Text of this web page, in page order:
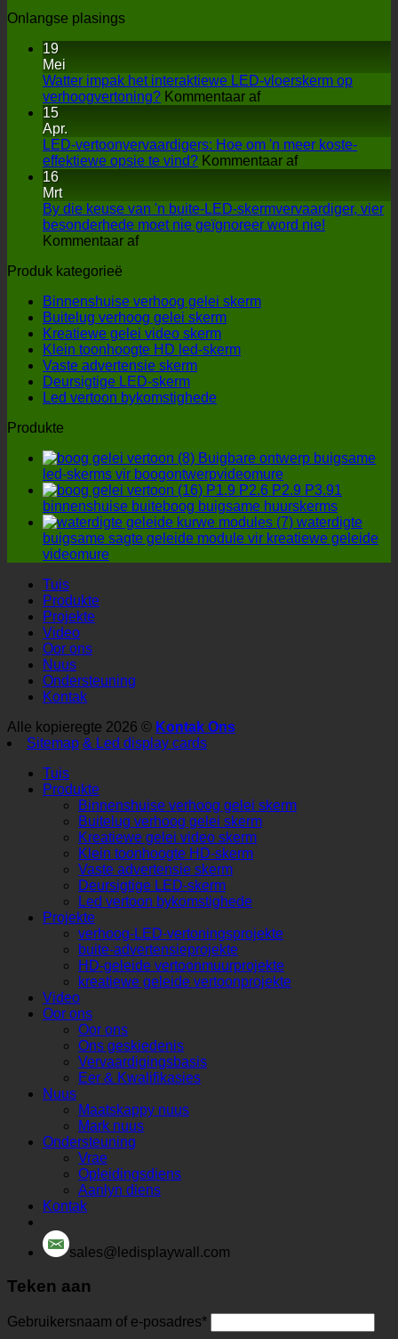
Onlangse plasings
19
Mei
Watter impak het interaktiewe LED-vloerskerm op
verhoogvertoning? Kommentaar afaan
het
interaktiewe
op
verhoogvertoning?
15
Apr.
LED-vertoonvervaardigers: Hoe om 'n meer koste-
effektiewe opsie te vind? Kommentaar afaan
Hoe
om
16
Mrt
By die keuse van 'n buite-LED-skermvervaardiger, vier
besonderhede moet nie geïgnoreer word nie!
Kommentaar afaan
van
'n
buite-
LED-
skermvervaardiger,
vier
besonderhede
word
nie!
Produk kategorieë
Binnenshuise verhoog gelei skerm
Buitelug verhoog gelei skerm
Kreatiewe gelei video skerm
Klein toonhoogte HD led-skerm
Vaste advertensie skerm
Deursigtige LED-skerm
Led vertoon bykomstighede
Produkte
Buigbare ontwerp buigsame
led-skerms vir boogontwerpvideomure
P1.9 P2.6 P2.9 P3.91
binnenshuise buiteboog buigsame huurskerms
waterdigte
buigsame sagte geleide module vir kreatiewe geleide
videomure
Tuis
Produkte
Projekte
Video
Oor ons
Nuus
Ondersteuning
Kontak
Alle kopieregte 2026 © Kontak Ons
Sitemap & Led display cards
Tuis
Produkte
Binnenshuise verhoog gelei skerm
Buitelug verhoog gelei skerm
Kreatiewe gelei video skerm
Klein toonhoogte HD-skerm
Vaste advertensie skerm
Deursigtige LED-skerm
Led vertoon bykomstighede
Projekte
verhoog-LED-vertoningsprojekte
buite-advertensieprojekte
HD-geleide vertoonmuurprojekte
kreatiewe geleide vertoonprojekte
Video
Oor ons
Oor ons
Ons geskiedenis
Vervaardigingsbasis
Eer & Kwalifikasies
Nuus
Maatskappy nuus
Mark nuus
Ondersteuning
Vrae
Opleidingsdiens
Aanlyn diens
Kontak
sales@ledisplaywall.com
Teken aan
Gebruikersnaam of e-posadres*